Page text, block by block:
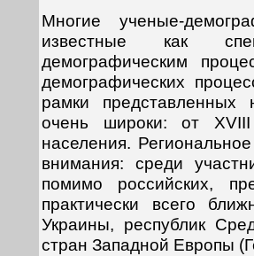
Многие ученые-
известные как
демографическим
демографических
рамки
очень широки: от
населения.
внимания: среди
помимо российских,
практически всего
Украины, республик
стран Западной Европы